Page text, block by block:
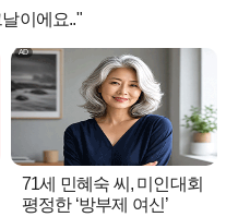
이에요.."
71세 민혜숙 씨, 미인대회
평정한 ‘방부제 여신’